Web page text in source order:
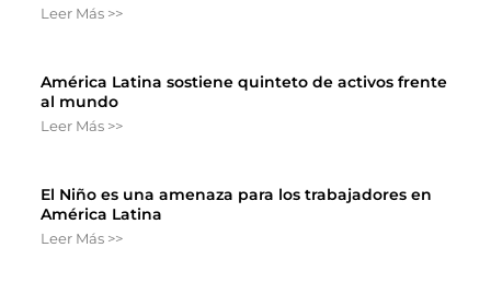
Leer Más >>
América Latina sostiene quinteto de activos frente
al mundo
Leer Más >>
El Niño es una amenaza para los trabajadores en
América Latina
Leer Más >>